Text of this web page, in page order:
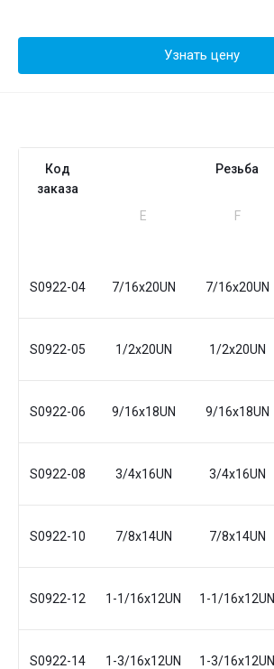
Узнать цену
Код
заказа
Резьба
Е F
S0922-04 7/16x20UN 7/16x20UN
S0922-05 1/2x20UN 1/2x20UN
S0922-06 9/16x18UN 9/16x18UN
S0922-08 3/4x16UN 3/4x16UN
S0922-10 7/8x14UN 7/8x14UN
S0922-12 1-1/16x12UN 1-1/16x12UN
S0922-14 1-3/16x12UN 1-3/16x12UN